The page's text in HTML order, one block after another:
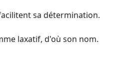
sa détermination.
laxatif, d'où son nom.